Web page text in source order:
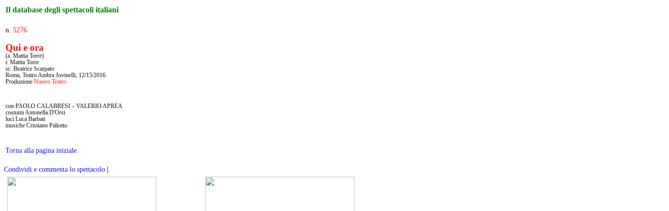
Il database degli spettacoli italiani
n. 5276
Qui e ora
(a. Mattia Torre)
r. Mattia Torre
sc. Beatrice Scarpato
Roma, Teatro Ambra Jovinelli, 12/15/2016.
Produzione Nuovo Teatro
con PAOLO CALABRESI – VALERIO APREA
costumi Antonella D'Orsi
luci Luca Barbati
musiche Cristiano Paliotto
Torna alla pagina iniziale.
Condividi e commenta lo spettacolo |